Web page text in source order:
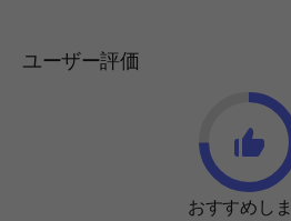
ユーザー評価
おすすめし